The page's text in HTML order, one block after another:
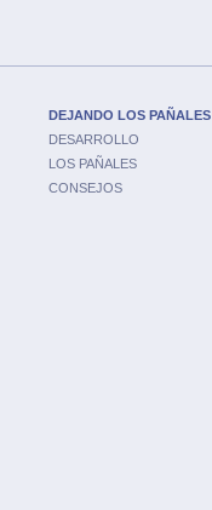
DEJANDO LOS PAÑALES
DESARROLLO
LOS PAÑALES
CONSEJOS